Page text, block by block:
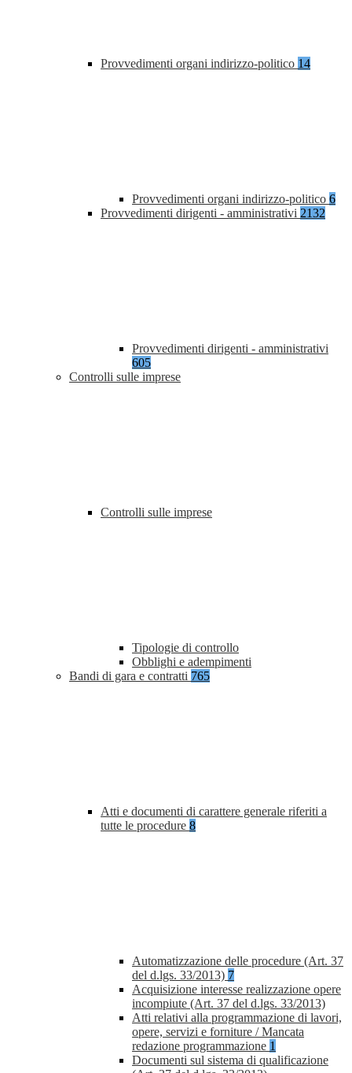
Provvedimenti organi indirizzo-politico 14
Provvedimenti organi indirizzo-politico 6
Provvedimenti dirigenti - amministrativi 2132
Provvedimenti dirigenti - amministrativi
605
Controlli sulle imprese
Controlli sulle imprese
Tipologie di controllo
Obblighi e adempimenti
Bandi di gara e contratti 765
Atti e documenti di carattere generale riferiti a
tutte le procedure 8
Automatizzazione delle procedure (Art. 37
del d.lgs. 33/2013) 7
Acquisizione interesse realizzazione opere
incompiute (Art. 37 del d.lgs. 33/2013)
Atti relativi alla programmazione di lavori,
opere, servizi e forniture / Mancata
redazione programmazione 1
Documenti sul sistema di qualificazione